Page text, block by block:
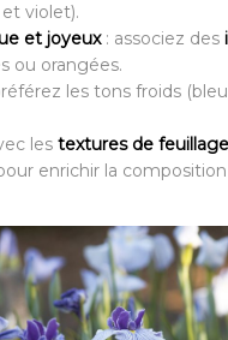
violet).
et joyeux: associez des
ou orangées.
les tons froids
les textures de
enrichir la